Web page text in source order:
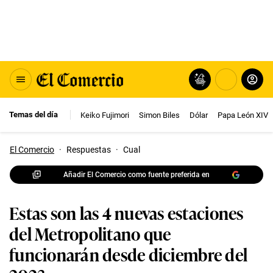
Temas del día Keiko Fujimori Simon Biles Dólar Papa León XIV
El Comercio · Respuestas · Cual
Añadir El Comercio como fuente preferida en
Estas son las 4 nuevas estaciones
del Metropolitano que
funcionarán desde diciembre del